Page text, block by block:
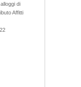
di
Affitti